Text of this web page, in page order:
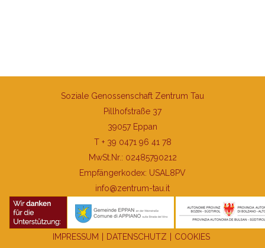
Soziale Genossenschaft Zentrum Tau
Pillhofstraße 37
39057 Eppan
T + 39 0471 96 41 78
MwSt.Nr.: 02485790212
Empfängerkodex: USAL8PV
info@zentrum-tau.it
IMPRESSUM DATENSCHUTZ COOKIES